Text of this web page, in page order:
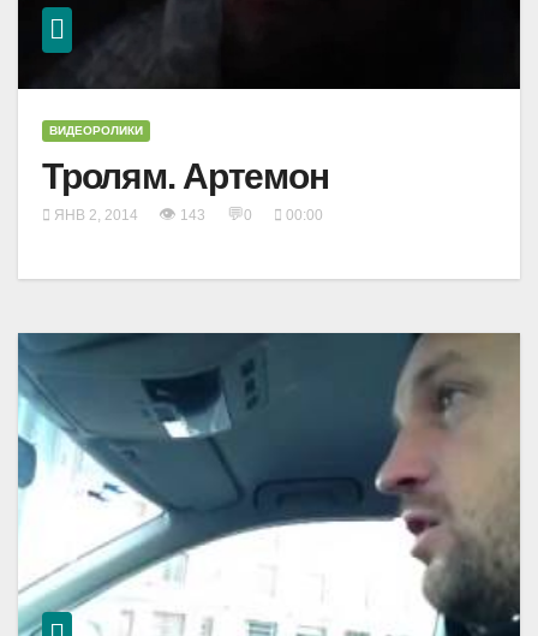
ВИДЕОРОЛИКИ
Тролям. Артемон
ЯНВ 2, 2014 👁 143 💬0 00:00